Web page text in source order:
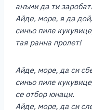
анъми да ти
Айде, море, я да
синьо пиле
тая ранна пролет!
Айде, море, да си
синьо пиле
се отбор юнаци.
Айде, море, да си